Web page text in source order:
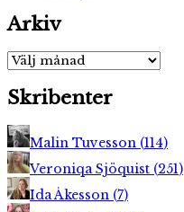
Arkiv
Arkiv
Skribenter
Malin Tuvesson (114)
Veroniqa Sjöquist (251)
Ida Åkesson (7)